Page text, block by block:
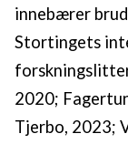
innebærer
Stortingets
2020;
Tjerbo, 2023;